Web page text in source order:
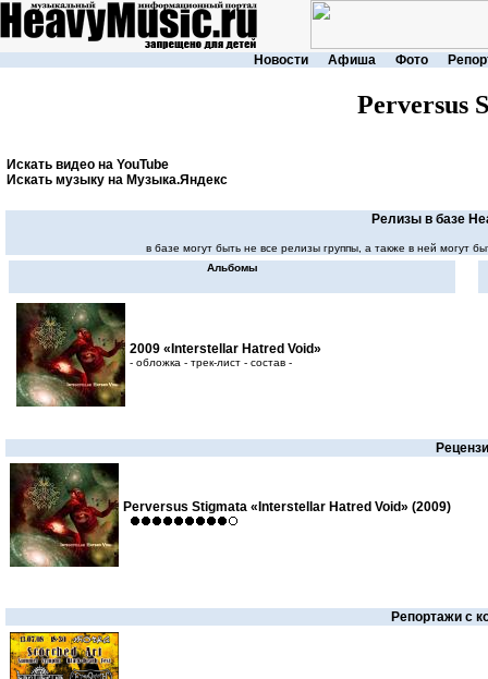
Новости Афиша Фото
Perversus
Искать видео на YouTube
Искать музыку на Музыка.Яндекс
Релизы в базе
в базе могут быть не все релизы группы, а также в ней
Альбомы
2009 «Interstellar Hatred Void»
- обложка - трек-лист - состав -
Perversus Stigmata «Interstellar Hatred Void» (2009)
Репортажи с